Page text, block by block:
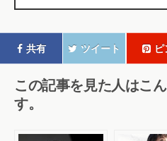
共有 ツイート
この記事を見た人はこ
す。